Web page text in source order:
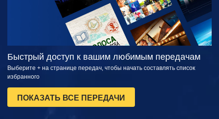
Быстрый доступ к вашим любимым передачам
Выберите + на странице передач, чтобы начать составлять список
избранного
ПОКАЗАТЬ ВСЕ ПЕРЕДАЧИ